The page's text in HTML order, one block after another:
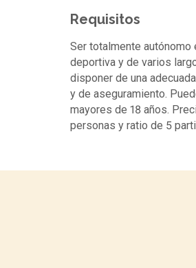
Requisitos
Ser totalmente autónomo
deportiva y de varios
disponer de una
y de aseguramiento.
mayores de 18 años.
personas y ratio de 5